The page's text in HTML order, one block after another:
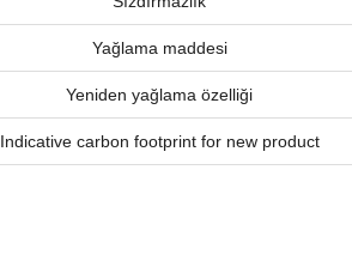
Yağlama maddesi
Yeniden yağlama özelliği
Indicative carbon footprint for new product